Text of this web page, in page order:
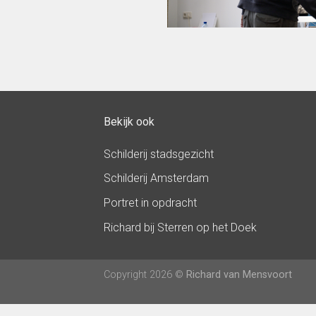
Bekijk ook
Schilderij stadsgezicht
Schilderij Amsterdam
Portret in opdracht
Richard bij Sterren op het Doek
Copyright 2026 © Richard van Mensvoort